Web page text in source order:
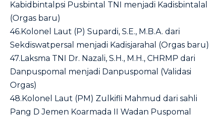
Kabidbintalpsi Pusbintal TNI menjadi Kadisbintalal
(Orgas baru)
46.Kolonel Laut (P) Supardi, S.E., M.B.A. dari
Sekdiswatpersal menjadi Kadisjarahal (Orgas baru)
47.Laksma TNI Dr. Nazali, S.H., M.H., CHRMP dari
Danpuspomal menjadi Danpuspomal (Validasi
Orgas)
48.Kolonel Laut (PM) Zulkifli Mahmud dari sahli
Pang D Jemen Koarmada II Wadan Puspomal